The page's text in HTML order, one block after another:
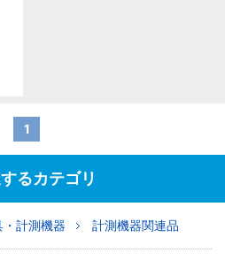
1
るカテゴリ
計測機器 計測機器関連品